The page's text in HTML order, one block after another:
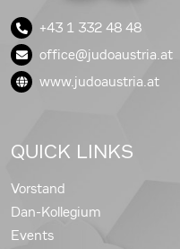
+43 1 332 48 48
office@judoaustria.at
www.judoaustria.at
QUICK LINKS
Vorstand
Dan-Kollegium
Events